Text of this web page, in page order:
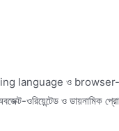
language ও
ওরিয়েন্টেড ও ডায়নামিক